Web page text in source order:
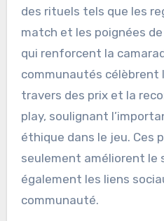
des rituels tels que les
match et les poignées
qui renforcent la
communautés célèbrent
travers des prix et la
play, soulignant
éthique dans le jeu. Ces
seulement améliorent le
également les liens
communauté.